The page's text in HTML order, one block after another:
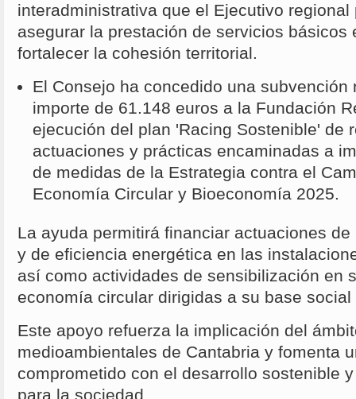
interadministrativa que el Ejecutivo regional
asegurar la prestación de servicios básicos
fortalecer la cohesión territorial.
El Consejo ha concedido una subvención
importe de 61.148 euros a la Fundación
ejecución del plan 'Racing Sostenible' de
actuaciones y prácticas encaminadas a
de medidas de la Estrategia contra el
Economía Circular y Bioeconomía 2025.
La ayuda permitirá financiar actuaciones
y de eficiencia energética en las
así como actividades de sensibilización en
economía circular dirigidas a su base social
Este apoyo refuerza la implicación del
medioambientales de Cantabria y fomenta
comprometido con el desarrollo sostenible